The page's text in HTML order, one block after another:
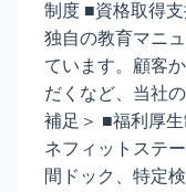
制度 ■資格取得支
独自の教育マニ
ています。顧客
だくなど、当社
補足＞ ■福利厚
ネフィットステ
間ドック、特定